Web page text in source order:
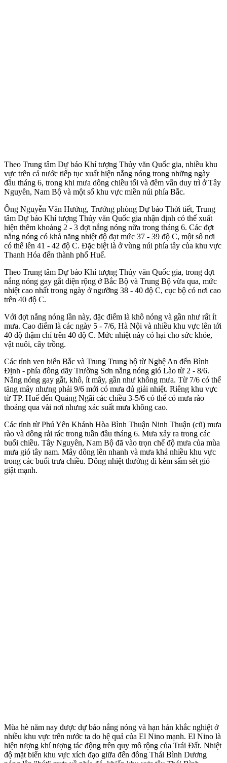
Theo Trung tâm Dự báo Khí tượng Thủy văn Quốc gia, nhiều khu
vực trên cả nước tiếp tục xuất hiện nắng nóng trong những ngày
đầu tháng 6, trong khi mưa dông chiều tối và đêm vẫn duy trì ở Tây
Nguyên, Nam Bộ và một số khu vực miền núi phía Bắc.
Ông Nguyễn Văn Hưởng, Trưởng phòng Dự báo Thời tiết, Trung
tâm Dự báo Khí tượng Thủy văn Quốc gia nhận định có thể xuất
hiện thêm khoảng 2 - 3 đợt nắng nóng nữa trong tháng 6. Các đợt
nắng nóng có khả năng nhiệt độ đạt mức 37 - 39 độ C, một số nơi
có thể lên 41 - 42 độ C. Đặc biệt là ở vùng núi phía tây của khu vực
Thanh Hóa đến thành phố Huế.
Theo Trung tâm Dự báo Khí tượng Thủy văn Quốc gia, trong đợt
nắng nóng gay gắt diện rộng ở Bắc Bộ và Trung Bộ vừa qua, mức
nhiệt cao nhất trong ngày ở ngưỡng 38 - 40 độ C, cục bộ có nơi cao
trên 40 độ C.
Với đợt nắng nóng lần này, đặc điểm là khô nóng và gần như rất ít
mưa. Cao điểm là các ngày 5 - 7/6, Hà Nội và nhiều khu vực lên tới
40 độ thậm chí trên 40 độ C. Mức nhiệt này có hại cho sức khỏe,
vật nuôi, cây trồng.
Các tỉnh ven biển Bắc và Trung Trung bộ từ Nghệ An đến Bình
Định - phía đông dãy Trường Sơn nắng nóng gió Lào từ 2 - 8/6.
Nắng nóng gay gắt, khô, ít mây, gần như không mưa. Từ 7/6 có thể
tăng mây nhưng phải 9/6 mới có mưa đủ giải nhiệt. Riêng khu vực
từ TP. Huế đến Quảng Ngãi các chiều 3-5/6 có thể có mưa rào
thoáng qua vài nơi nhưng xác suất mưa không cao.
Các tỉnh từ Phú Yên Khánh Hòa Bình Thuận Ninh Thuận (cũ) mưa
rào và dông rải rác trong tuần đầu tháng 6. Mưa xảy ra trong các
buổi chiều. Tây Nguyên, Nam Bộ đã vào trọn chế độ mưa của mùa
mưa gió tây nam. Mây dông lên nhanh và mưa khá nhiều khu vực
trong các buổi trưa chiều. Dông nhiệt thường đi kèm sấm sét gió
giật mạnh.
Mùa hè năm nay được dự báo nắng nóng và hạn hán khắc nghiệt ở
nhiều khu vực trên nước ta do hệ quả của El Nino mạnh. El Nino là
hiện tượng khí tượng tác động trên quy mô rộng của Trái Đất. Nhiệt
độ mặt biển khu vực xích đạo giữa đến đông Thái Bình Dương